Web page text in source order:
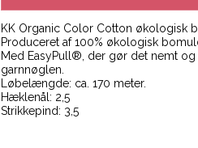
KK Organic Color Cotton økologisk
Produceret af 100% økologisk
Med EasyPull®, der gør det nemt
garnnøglen.
Løbelængde: ca. 170 meter.
Hæklenål: 2,5
Strikkepind: 3,5